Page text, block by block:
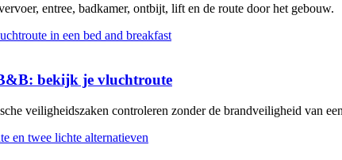
entree, badkamer, ontbijt, lift en de route door het gebouw.
bekijk je vluchtroute
veiligheidszaken controleren zonder de brandveiligheid van